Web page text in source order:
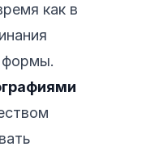
как в
формы.